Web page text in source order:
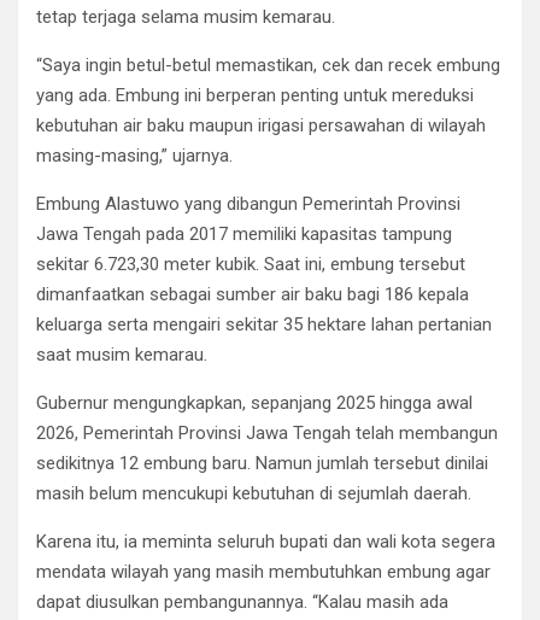
tetap terjaga selama musim kemarau.
“Saya ingin betul-betul memastikan, cek dan recek embung
yang ada. Embung ini berperan penting untuk mereduksi
kebutuhan air baku maupun irigasi persawahan di wilayah
masing-masing,” ujarnya.
Embung Alastuwo yang dibangun Pemerintah Provinsi
Jawa Tengah pada 2017 memiliki kapasitas tampung
sekitar 6.723,30 meter kubik. Saat ini, embung tersebut
dimanfaatkan sebagai sumber air baku bagi 186 kepala
keluarga serta mengairi sekitar 35 hektare lahan pertanian
saat musim kemarau.
Gubernur mengungkapkan, sepanjang 2025 hingga awal
2026, Pemerintah Provinsi Jawa Tengah telah membangun
sedikitnya 12 embung baru. Namun jumlah tersebut dinilai
masih belum mencukupi kebutuhan di sejumlah daerah.
Karena itu, ia meminta seluruh bupati dan wali kota segera
mendata wilayah yang masih membutuhkan embung agar
dapat diusulkan pembangunannya. “Kalau masih ada